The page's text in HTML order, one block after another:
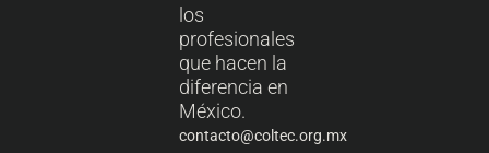
los
profesionales
que hacen la
diferencia en
México.
contacto@coltec.org.mx